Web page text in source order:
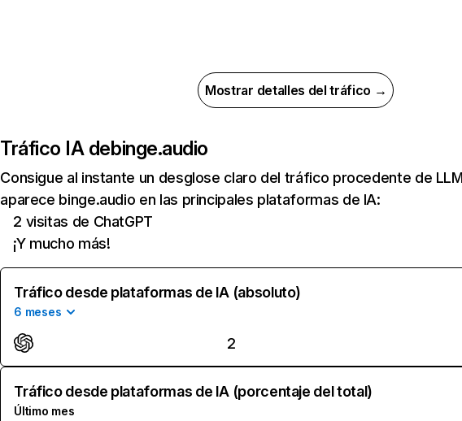
Mostrar detalles del tráfico →
Tráfico IA debinge.audio
Consigue al instante un desglose claro del tráfico procedente de
aparece binge.audio en las principales plataformas de IA:
2 visitas de ChatGPT
¡Y mucho más!
Tráfico desde plataformas de IA (absoluto)
6 meses
2
Tráfico desde plataformas de IA (porcentaje del total)
Último mes